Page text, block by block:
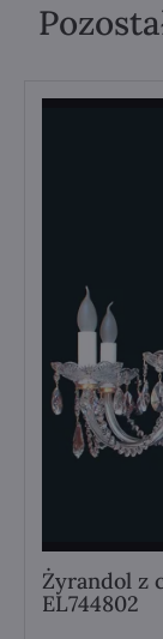
Żyrandol z
EL744802